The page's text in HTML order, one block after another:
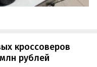
кроссоверов
рублей